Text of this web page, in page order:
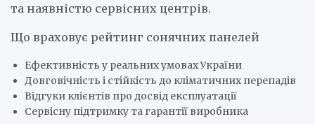
та наявністю сервісних центрів.
Що враховує рейтинг сонячних панелей
Ефективність у реальних умовах України
Довговічність і стійкість до кліматичних перепадів
Відгуки клієнтів про досвід експлуатації
Сервісну підтримку та гарантії виробника